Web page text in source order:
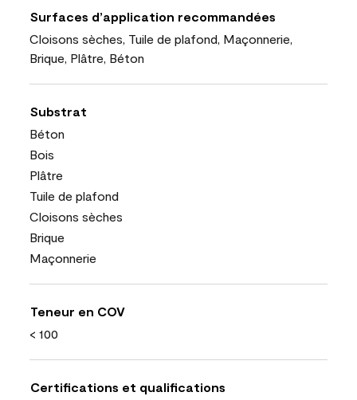
Surfaces d’application recommandées
Cloisons sèches, Tuile de plafond, Maçonnerie,
Brique, Plâtre, Béton
Substrat
Béton
Bois
Plâtre
Tuile de plafond
Cloisons sèches
Brique
Maçonnerie
Teneur en COV
< 100
Certifications et qualifications